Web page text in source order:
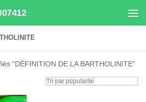
“DÉFINITION DE LA BARTHOLINITE”